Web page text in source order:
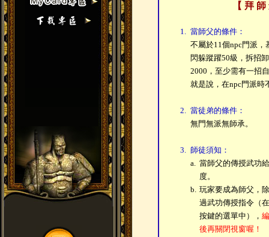
【 拜 師
1. 當師父的條件：
不屬於11個npc門派，
閃躲蹤躍50級，拆招
2000，至少需有一招
就是說，在npc門派時
2. 當徒弟的條件：
無門無派無師承。
3. 師徒須知：
a. 當師父的傳授武功
度。
b. 玩家要成為師父，
過武功傳授指令（
按鍵的選單中），
後再關閉視窗喔！